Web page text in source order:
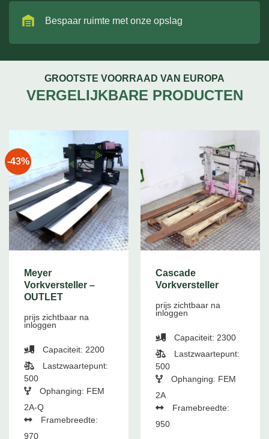
Bespaar ruimte met onze opslag
GROOTSTE VOORRAAD VAN EUROPA
VERGELIJKBARE PRODUCTEN
-43%
Meyer
Vorkversteller –
OUTLET
prijs zichtbaar na
inloggen
Capaciteit: 2200
Lastzwaartepunt:
500
Ophanging: FEM
2A-Q
Framebreedte:
970
Cascade
Vorkversteller
prijs zichtbaar na
inloggen
Capaciteit: 2300
Lastzwaartepunt:
500
Ophanging: FEM
2A
Framebreedte:
950